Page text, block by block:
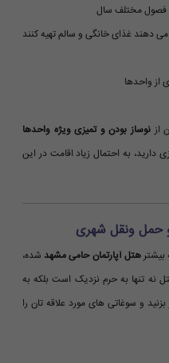
فصول مختلف سال
دهند غذای خانگی و سالم تهیه کنند
از واحدها
از نوساز بودن و تمیزی ویژه واحدها
به احتمال زیاد اقامت در این
حمل ونقل شهری
بیشترهتل آپارتمان حامی مشهد شده،
نه تنها به حرم نزدیک است بلکه به
و سوغاتی های مورد علاقه تان را